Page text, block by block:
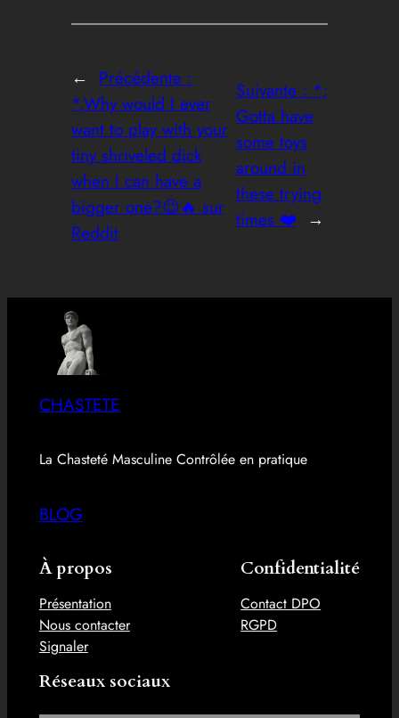
← Précédente :
*,Why would I ever
want to play with your
tiny shriveled dick
when I can have a
bigger one?😉🔥 sur
Reddit
Suivante : *;
Gotta have
some toys
around in
these trying
times ❤️ →
CHASTETE
La Chasteté Masculine Contrôlée en pratique
BLOG
À propos
Présentation
Nous contacter
Signaler
Confidentialité
Contact DPO
RGPD
Réseaux sociaux